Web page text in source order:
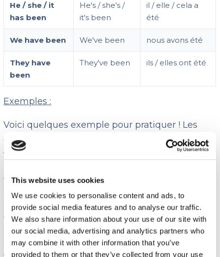
This website uses cookies
We use cookies to personalise content and ads, to
provide social media features and to analyse our traffic.
We also share information about your use of our site with
our social media, advertising and analytics partners who
may combine it with other information that you’ve
provided to them or that they’ve collected from your use
He / she / it
has been
He's / she's /
it's been
il / elle / cela a
été
We have been We've been nous avons été
They have
been
They've been ils / elles ont été
Exemples :
Voici quelques exemple pour pratiquer ! Les
exemples sont en anglais avec la traduction en
français pour bien comprendre.
✅ Ihave beento London 5 times. (
Londres 5 fois !)
✅ Theyhave beenvery nice to me. (Ils ont été
très gentils avec moi.)
✅ I‘veneverbeento New Zealand. (Je ne suis